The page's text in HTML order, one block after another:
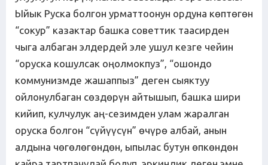
Ыйык Руска болгон урматтоонун ордуна көптөгөн
“сокур” казактар башка советтик таасирден
чыга албаган элдердей эле ушул кезге чейин
“оруска кошулсак оңолмокпуз”, “ошондо
коммунизмде жашаппыз” деген сыяктуу
ойлонулбаган сөздөрүн айтышып, башка шири
кийип, кулчулук аң-сезимден улам жаралган
оруска болгон “сүйүүсүн” өчүрө албай, анын
алдына чөгөлөгөндөн, ыпылас бутун өпкөндөн